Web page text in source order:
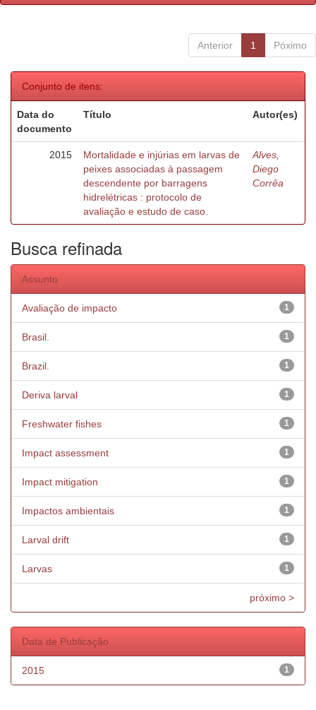
Anterior 1 Póximo
Conjunto de itens:
Data do
documento
Título Autor(es)
2015
Mortalidade e injúrias em larvas de
peixes associadas à passagem
descendente por barragens
hidrelétricas : protocolo de
avaliação e estudo de caso.
Alves,
Diego
Corrêa
Busca refinada
Assunto
1
Avaliação de impacto
1
Brasil.
1
Brazil.
1
Deriva larval
1
Freshwater fishes
1
Impact assessment
1
Impact mitigation
1
Impactos ambientais
1
Larval drift
1
Larvas
próximo >
Data de Publicação
1
2015